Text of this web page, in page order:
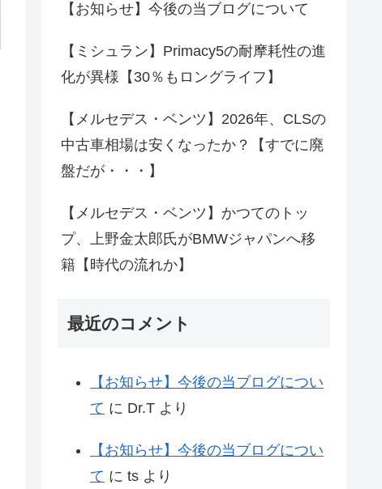
【お知らせ】今後の当ブログについて
【ミシュラン】Primacy5の耐摩耗性の進
化が異様【30％もロングライフ】
【メルセデス・ベンツ】2026年、CLSの
中古車相場は安くなったか？【すでに廃
盤だが・・・】
【メルセデス・ベンツ】かつてのトッ
プ、上野金太郎氏がBMWジャパンへ移
籍【時代の流れか】
最近のコメント
【お知らせ】今後の当ブログについ
て に Dr.T より
【お知らせ】今後の当ブログについ
て に ts より